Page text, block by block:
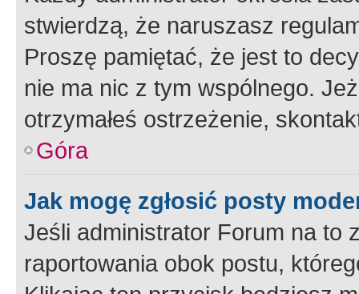
stwierdzą, że naruszasz
Proszę pamiętać, że jest to
nie ma nic z tym wspólnego.
otrzymałeś ostrzeżenie,
Góra
Jak mogę zgłosić posty
Jeśli administrator Forum na to
raportowania obok postu,